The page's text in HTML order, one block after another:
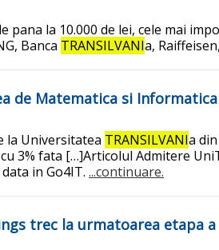
pana la 10.000 de lei, cele mai
Banca TRANSILVANIa,
de Matematica si
la Universitatea TRANSILVANIa
3% fata […]Articolul Admitere
in Go4IT. ...continuare.
trec la urmatoarea